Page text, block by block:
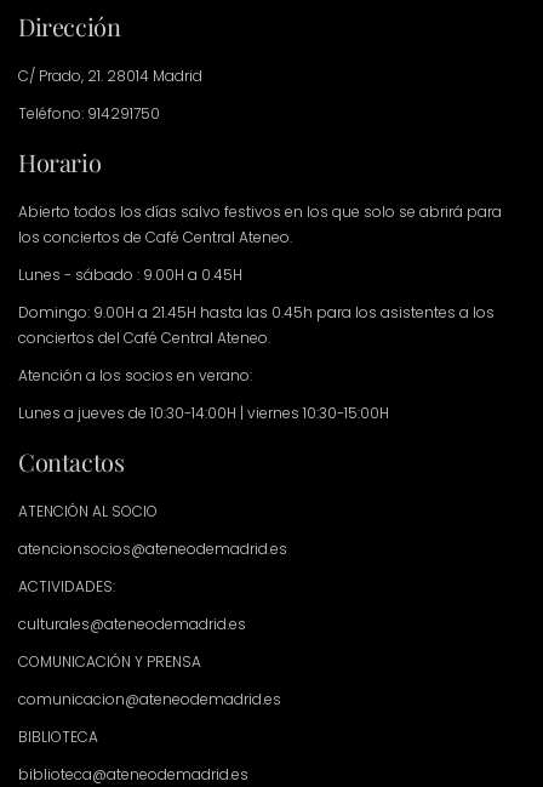
Dirección
C/ Prado, 21. 28014 Madrid
Teléfono: 914291750
Horario
Abierto todos los días salvo festivos en los que solo se abrirá para
los conciertos de Café Central Ateneo.
Lunes - sábado : 9.00H a 0.45H
Domingo: 9.00H a 21.45H hasta las 0.45h para los asistentes a los
conciertos del Café Central Ateneo.
Atención a los socios en verano:
Lunes a jueves de 10:30-14:00H | viernes 10:30-15:00H
Contactos
ATENCIÓN AL SOCIO
atencionsocios@ateneodemadrid.es
ACTIVIDADES:
culturales@ateneodemadrid.es
COMUNICACIÓN Y PRENSA
comunicacion@ateneodemadrid.es
BIBLIOTECA
biblioteca@ateneodemadrid.es